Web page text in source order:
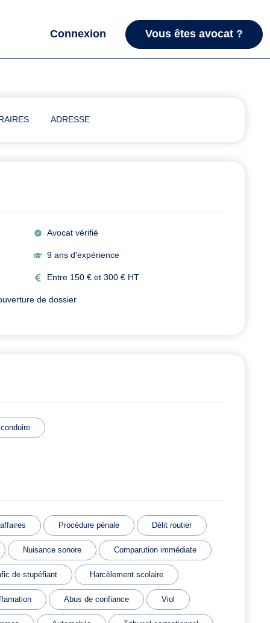
Connexion Vous êtes avocat ?
ADRESSE
Avocat vérifié
9 ans d'expérience
Entre 150 € et 300 € HT
de dossier
Procédure pénale Délit routier
Nuisance sonore Comparution immédiate
de stupéfiant Harcèlement scolaire
Abus de confiance Viol